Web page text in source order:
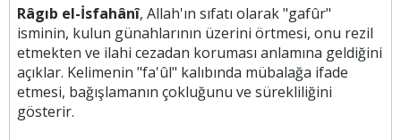
Râgıb el-İsfahânî, Allah'ın sıfatı olarak "gafûr"
isminin, kulun günahlarının üzerini örtmesi, onu rezil
etmekten ve ilahi cezadan koruması anlamına geldiğini
açıklar. Kelimenin "fa'ûl" kalıbında mübalağa ifade
etmesi, bağışlamanın çokluğunu ve sürekliliğini
gösterir.